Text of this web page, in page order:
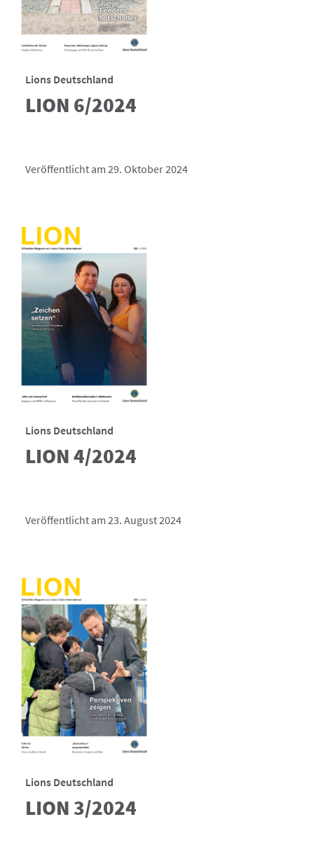
Lions Deutschland
LION 6/2024
Veröffentlicht am 29. Oktober 2024
Lions Deutschland
LION 4/2024
Veröffentlicht am 23. August 2024
Lions Deutschland
LION 3/2024